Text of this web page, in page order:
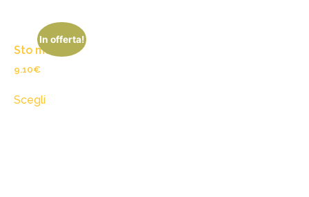
In offerta!
Sto male
9.10€
Scegli